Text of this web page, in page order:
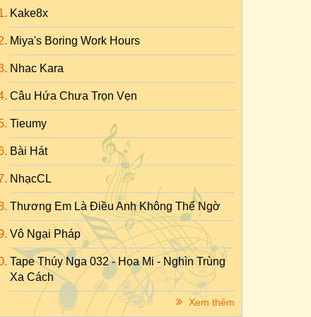
Kake8x
Miya's Boring Work Hours
Nhac Kara
Câu Hứa Chưa Trọn Vẹn
Tieumy
Bài Hát
NhạcCL
Thương Em Là Điều Anh Không Thể Ngờ
Vô Ngại Pháp
Tape Thúy Nga 032 - Họa Mi - Nghìn Trùng
Xa Cách
Xem thêm